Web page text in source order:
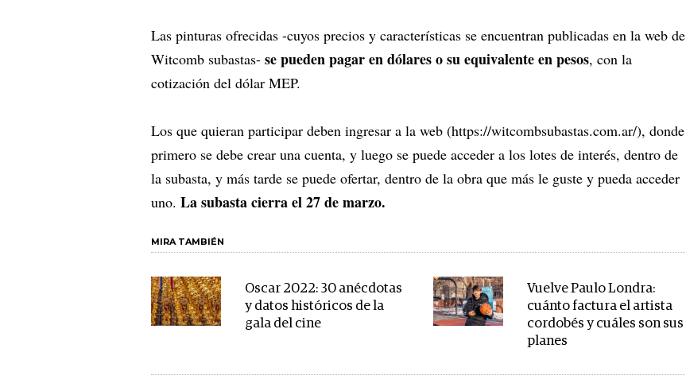
Las pinturas ofrecidas -cuyos precios y características se encuentran publicadas en la web de
Witcomb subastas- se pueden pagar en dólares o su equivalente en pesos, con la
cotización del dólar MEP.
Los que quieran participar deben ingresar a la web (https://witcombsubastas.com.ar/), donde
primero se debe crear una cuenta, y luego se puede acceder a los lotes de interés, dentro de
la subasta, y más tarde se puede ofertar, dentro de la obra que más le guste y pueda acceder
uno. La subasta cierra el 27 de marzo.
MIRA TAMBIÉN
Oscar 2022: 30 anécdotas
y datos históricos de la
gala del cine
Vuelve Paulo Londra:
cuánto factura el artista
cordobés y cuáles son sus
planes